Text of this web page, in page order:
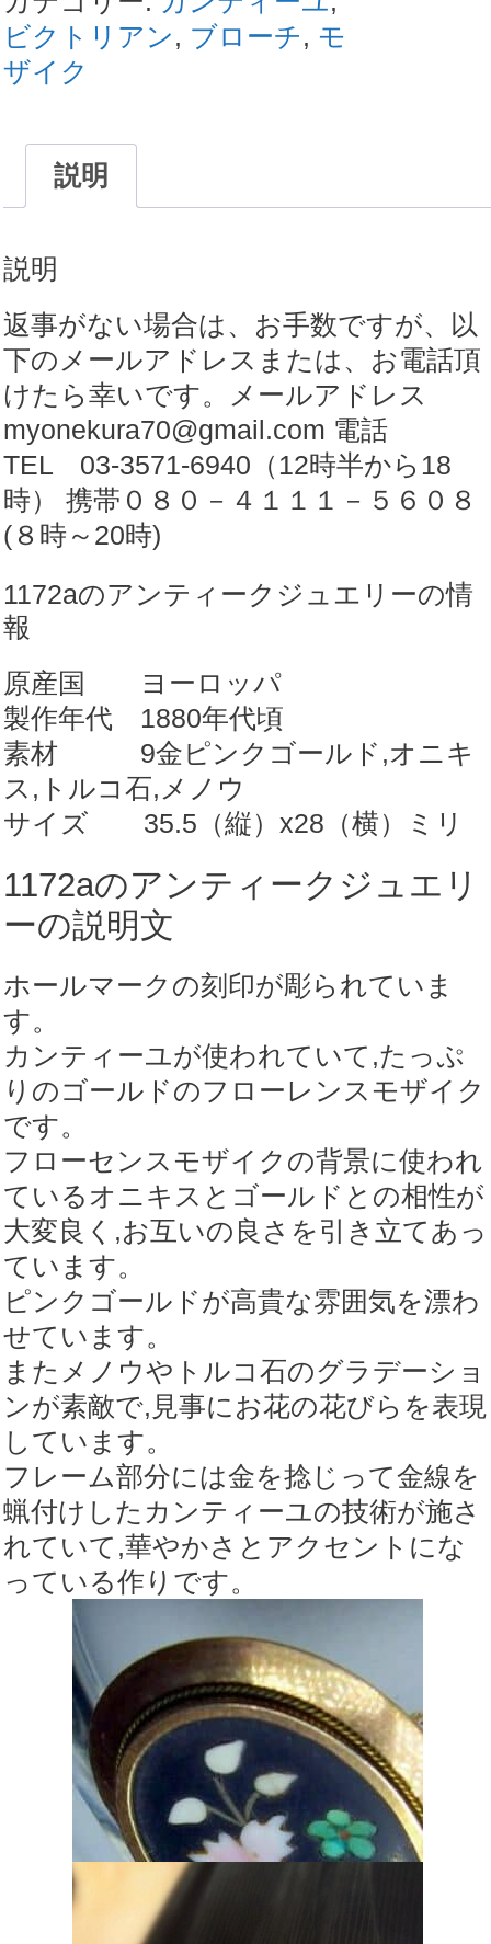
ア
ン
ン
ィ
ユ
フ
ロ
ー
レ
ン
ス
モ
イ
ク
ブ
ロ
ー
チ
【商
品
番
1172a】
個
ビクトリアン, ブローチ, モ
ザイク
説明
説明
返事がない場合は、お手数ですが、以
下のメールアドレスまたは、お電話頂
けたら幸いです。メールアドレス
myonekura70@gmail.com 電話
TEL 03-3571-6940（12時半から18
時） 携帯０８０－４１１１－５６０８
(８時～20時)
1172aのアンティークジュエリーの情
報
原産国 ヨーロッパ
製作年代 1880年代頃
素材 9金ピンクゴールド,オニキ
ス,トルコ石,メノウ
サイズ 35.5（縦）x28（横）ミリ
1172aのアンティークジュエリ
ーの説明文
ホールマークの刻印が彫られていま
す。
カンティーユが使われていて,たっぷ
りのゴールドのフローレンスモザイク
です。
フローセンスモザイクの背景に使われ
ているオニキスとゴールドとの相性が
大変良く,お互いの良さを引き立てあっ
ています。
ピンクゴールドが高貴な雰囲気を漂わ
せています。
またメノウやトルコ石のグラデーショ
ンが素敵で,見事にお花の花びらを表現
しています。
フレーム部分には金を捻じって金線を
蝋付けしたカンティーユの技術が施さ
れていて,華やかさとアクセントにな
っている作りです。